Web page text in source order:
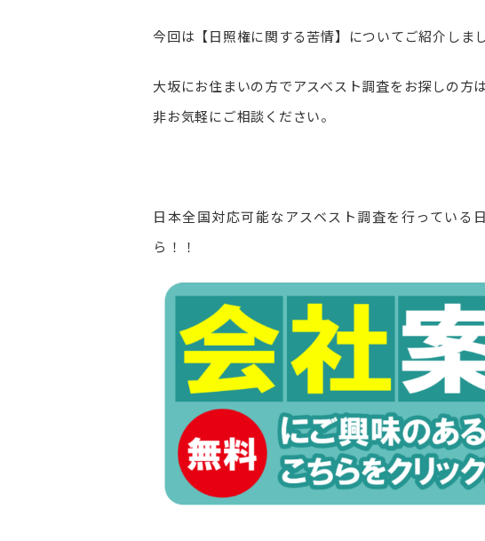
今回は【日照権に関する苦情】についてご紹介しまし
大坂にお住まいの方でアスベスト調査をお探しの
非お気軽にご相談ください。
日本全国対応可能なアスベスト調査を行ってい
ら！！